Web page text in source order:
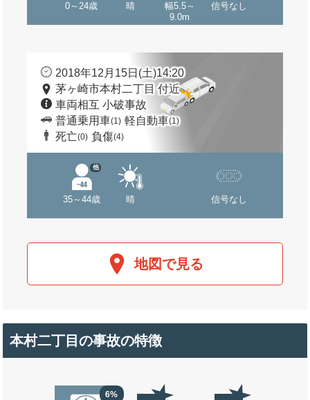
0～24歳 晴
幅5.5～
9.0m
信号なし
2018年12月15日(土)14:20
茅ヶ崎市本村二丁目 付近
車両相互 小破事故
普通乗用車(1) 軽自動車(1)
死亡(0) 負傷(4)
35～44歳
他
晴 信号なし
地図で見る
本村二丁目の事故の特徴
6%